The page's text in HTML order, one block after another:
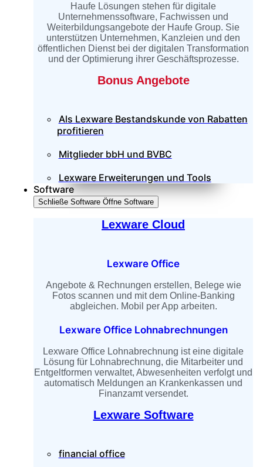
Haufe Lösungen stehen für digitale
Unternehmenssoftware, Fachwissen und
Weiterbildungsangebote der Haufe Group. Sie
unterstützen Unternehmen, Kanzleien und den
öffentlichen Dienst bei der digitalen Transformation
und der Optimierung ihrer Geschäftsprozesse.
Bonus Angebote
Als Lexware Bestandskunde von Rabatten
profitieren
Mitglieder bbH und BVBC
Lexware Erweiterungen und Tools
Software
Schließe Software Öffne Software
Lexware Cloud
Lexware Office
Angebote & Rechnungen erstellen, Belege wie
Fotos scannen und mit dem Online-Banking
abgleichen. Mobil per App arbeiten.
Lexware Office Lohnabrechnungen
Lexware Office Lohnabrechnung ist eine digitale
Lösung für Lohnabrechnung, die Mitarbeiter und
Entgeltformen verwaltet, Abwesenheiten verfolgt und
automatisch Meldungen an Krankenkassen und
Finanzamt versendet.
Lexware Software
financial office